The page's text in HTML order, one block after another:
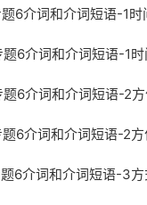
6介词和介词短语-1
6介词和介词短语-1
6介词和介词短语-2
6介词和介词短语-2
6介词和介词短语-3